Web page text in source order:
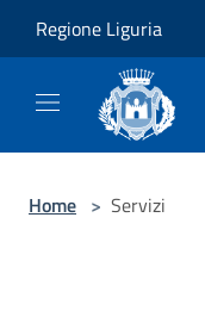
Regione Liguria
Home > Servizi